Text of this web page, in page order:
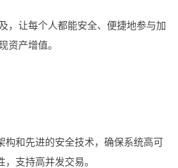
，让每个人都能安全、便捷地参与加
资产增值。
构和先进的安全技术，确保系统高可
，支持高并发交易。